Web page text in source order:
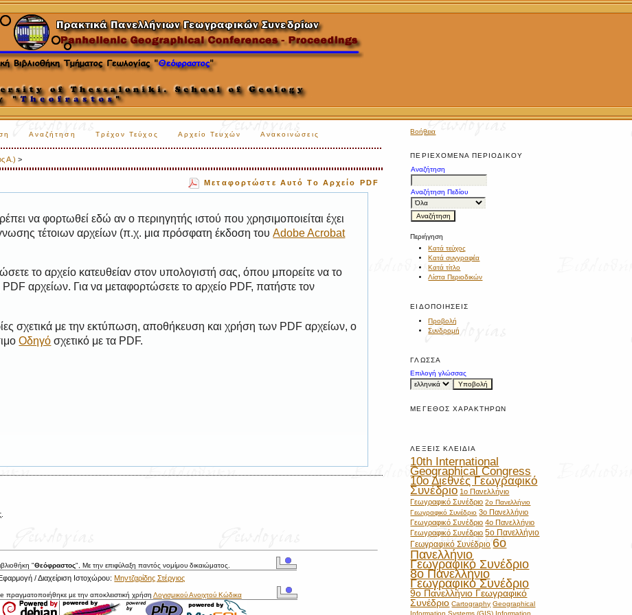
Βοήθεια
ΠΕΡΙΕΧΌΜΕΝΑ ΠΕΡΙΟΔΙΚΟΎ
Αναζήτηση
Αναζήτηση Πεδίου
Περιήγηση
Κατά τεύχος
Κατά συγγραφέα
Κατά τίτλο
Λίστα Περιοδικών
ΕΙΔΟΠΟΙΉΣΕΙΣ
Προβολή
Συνδρομή
ΓΛΏΣΣΑ
Επιλογή γλώσσας
ΜΈΓΕΘΟΣ ΧΑΡΑΚΤΉΡΩΝ
ΛΈΞΕΙΣ ΚΛΕΙΔΙΆ
10th International
Geographical Congress
10ο Διεθνές Γεωγραφικό
Συνέδριο 1ο Πανελλήνιο
Γεωγραφικό Συνέδριο 2ο Πανελλήνιο
Γεωγραφικό Συνέδριο 3ο Πανελλήνιο
Γεωγραφικό Συνέδριο 4ο Πανελλήνιο
Γεωγραφικό Συνέδριο 5ο Πανελλήνιο
Γεωγραφικό Συνέδριο 6ο
Πανελλήνιο
Γεωγραφικό Συνέδριο
8ο Πανελλήνιο
Γεωγραφικό Συνέδριο
9ο Πανελλήνιο Γεωγραφικό
Συνέδριο Cartography Geographical
Information Systems (GIS) Information
Αναζήτηση Τρέχον Τεύχος Αρχείο Τευχών Ανακοινώσεις
Α.) >
Μεταφορτώστε Αυτό Το Αρχείο PDF
να φορτωθεί εδώ αν ο περιηγητής ιστού που χρησιμοποιείται έχει
τέτοιων αρχείων (π.χ. μια πρόσφατη έκδοση τουAdobe Acrobat
το αρχείο κατευθείαν στον υπολογιστή σας, όπου μπορείτε να το
αρχείων. Για να μεταφορτώσετε το αρχείο PDF, πατήστε τον
σχετικά με την εκτύπωση, αποθήκευση και χρήση των PDF αρχείων, ο
Οδηγό σχετικό με τα PDF.
"Θεόφραστος", Με την επιφύλαξη παντός νομίμου δικαιώματος.
/ Διαχείριση Ιστοχώρου:Μηντζαρίδης Στέργιος
πραγματοποιήθηκε με την αποκλειστική χρήση Λογισμικού Ανοιχτού Κώδικα